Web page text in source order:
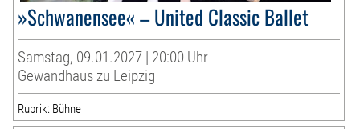
»Schwanensee« – United Classic Ballet
Samstag, 09.01.2027 | 20:00 Uhr
Gewandhaus zu Leipzig
Rubrik: Bühne